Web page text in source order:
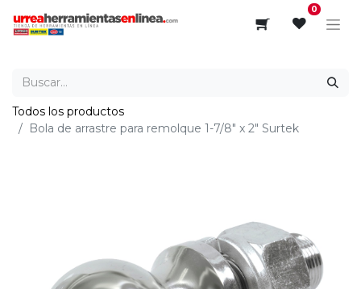
0
Todos los productos
Bola de arrastre para remolque 1-7/8" x 2" Surtek